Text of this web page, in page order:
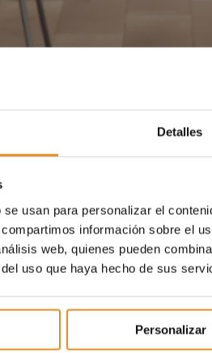
Detalles
usan para personalizar el
información sobre el
web, quienes pueden
uso que haya hecho de sus
Personalizar